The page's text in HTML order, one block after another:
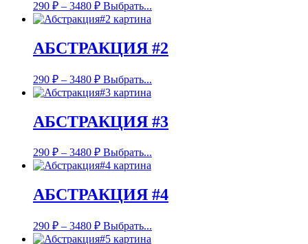
290 ₽ – 3480 ₽ Выбрать...
АБСТРАКЦИЯ #2
290 ₽ – 3480 ₽ Выбрать...
АБСТРАКЦИЯ #3
290 ₽ – 3480 ₽ Выбрать...
АБСТРАКЦИЯ #4
290 ₽ – 3480 ₽ Выбрать...